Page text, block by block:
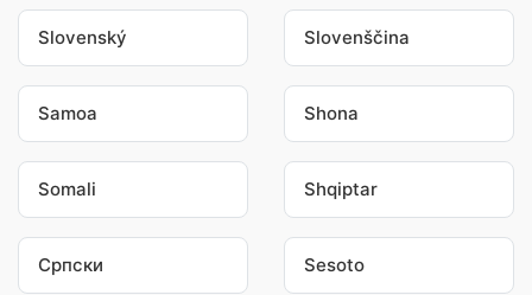
Slovenský Slovenščina
Samoa Shona
Somali Shqiptar
Српски Sesoto